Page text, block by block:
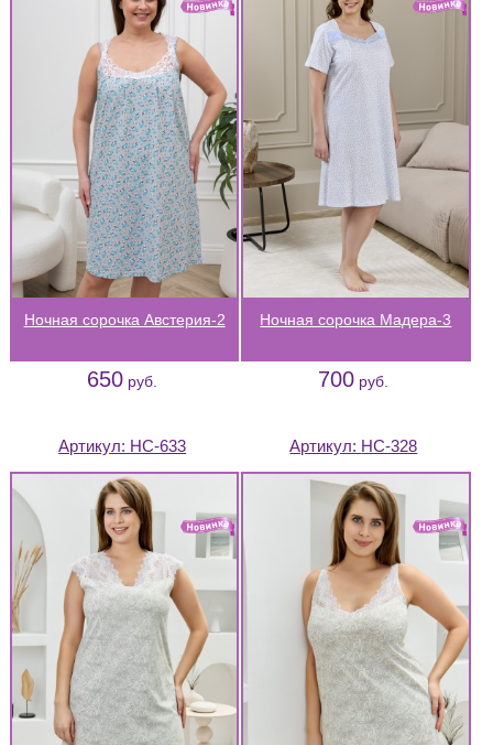
Ночная сорочка Австерия-2
650 руб.
Ночная сорочка Мадера-3
700 руб.
Артикул: НС-633 Артикул: НС-328